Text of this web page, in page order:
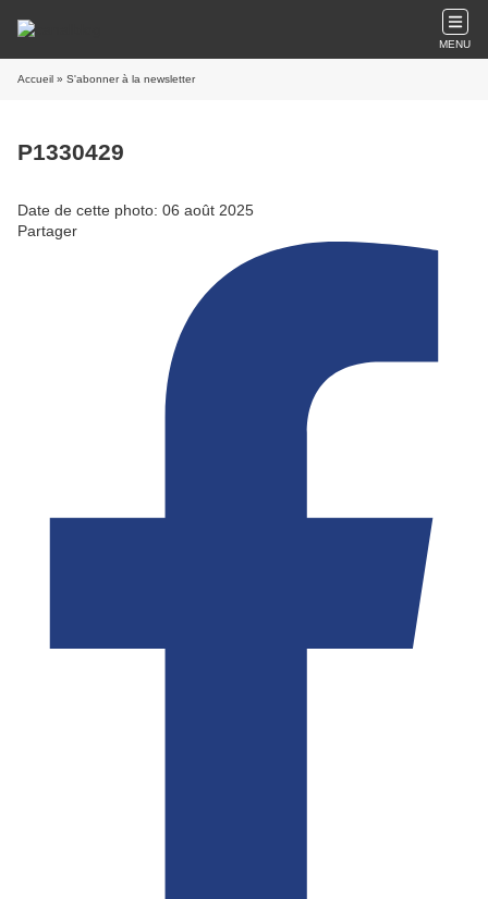
MENU
Accueil » S'abonner à la newsletter
P1330429
Date de cette photo: 06 août 2025
Partager